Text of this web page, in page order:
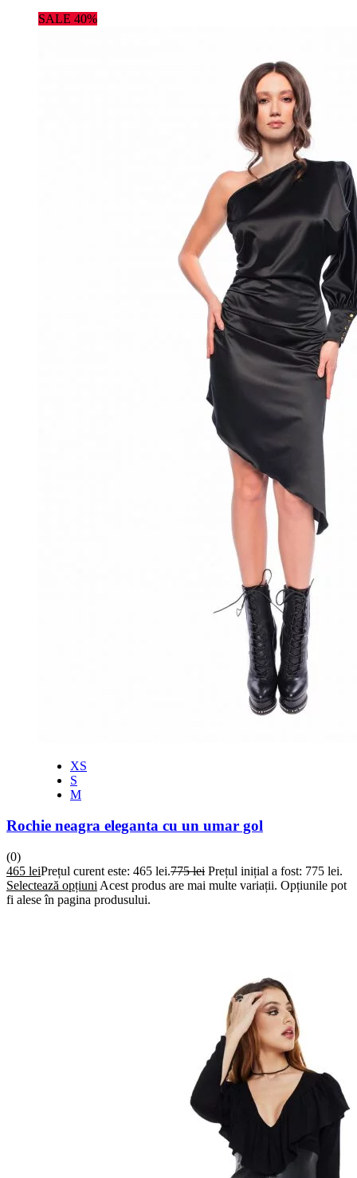
SALE 40%
XS
S
M
Rochie neagra eleganta cu un umar gol
(0)
465 leiPrețul curent este: 465 lei.775lei Prețul inițial a fost: 775 lei.
Selectează opțiuni Acest produs are mai multe variații. Opțiunile pot
fi alese în pagina produsului.